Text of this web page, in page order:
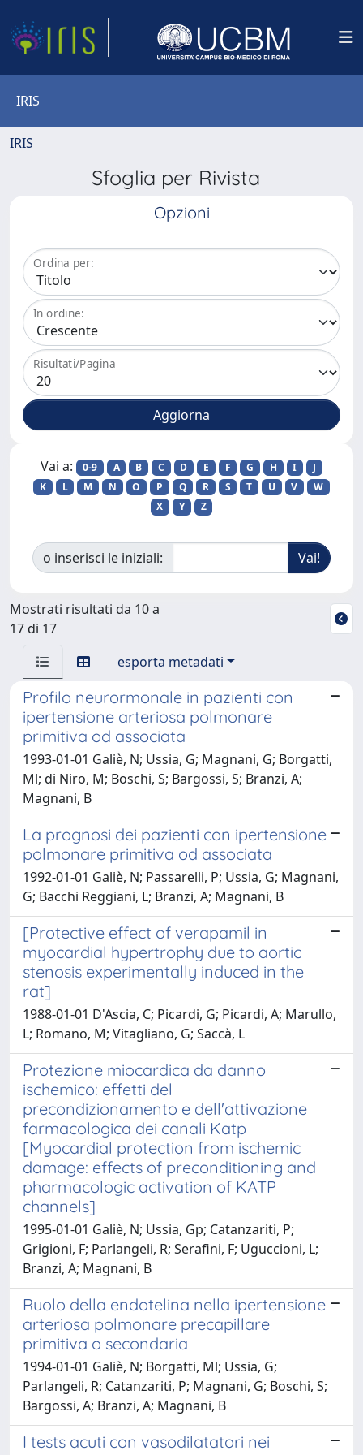
IRIS
IRIS
Sfoglia per Rivista
Opzioni
Ordina per:
In ordine:
Risultati/Pagina
Vai a: 0-9 A B C D E F G H I
J
K
L M N O P Q R S T U V
W
X
Y Z
o inserisci le iniziali:
Mostrati risultati da 10 a
17 di 17
esporta metadati
Profilo neurormonale in pazienti con
ipertensione arteriosa polmonare
primitiva od associata
1993-01-01 Galiè, N; Ussia, G; Magnani, G; Borgatti,
Ml; di Niro, M; Boschi, S; Bargossi, S; Branzi, A;
Magnani, B
La prognosi dei pazienti con ipertensione
polmonare primitiva od associata
1992-01-01 Galiè, N; Passarelli, P; Ussia, G; Magnani,
G; Bacchi Reggiani, L; Branzi, A; Magnani, B
[Protective effect of verapamil in
myocardial hypertrophy due to aortic
stenosis experimentally induced in the
rat]
1988-01-01 D'Ascia, C; Picardi, G; Picardi, A; Marullo,
L; Romano, M; Vitagliano, G; Saccà, L
Protezione miocardica da danno
ischemico: effetti del
precondizionamento e dell'attivazione
farmacologica dei canali Katp
[Myocardial protection from ischemic
damage: effects of preconditioning and
pharmacologic activation of KATP
channels]
1995-01-01 Galiè, N; Ussia, Gp; Catanzariti, P;
Grigioni, F; Parlangeli, R; Serafini, F; Uguccioni, L;
Branzi, A; Magnani, B
Ruolo della endotelina nella ipertensione
arteriosa polmonare precapillare
primitiva o secondaria
1994-01-01 Galiè, N; Borgatti, Ml; Ussia, G;
Parlangeli, R; Catanzariti, P; Magnani, G; Boschi, S;
Bargossi, A; Branzi, A; Magnani, B
I tests acuti con vasodilatatori nei